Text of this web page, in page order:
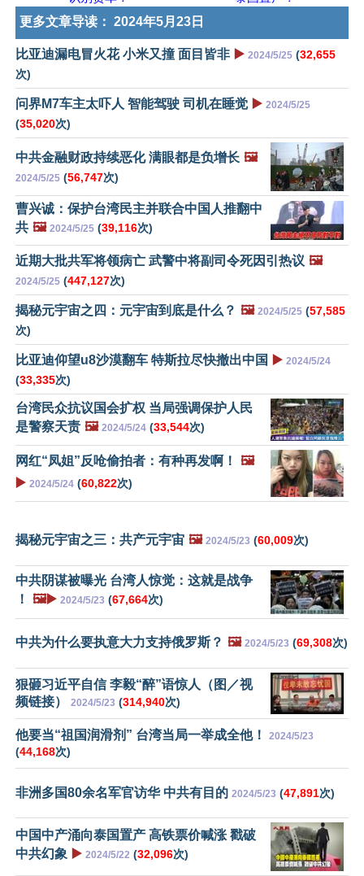
更多文章导读： 2024年5月23日
比亚迪漏电冒火花 小米又撞 面目皆非 ▶️ 2024/5/25 (32,655
次)
问界M7车主太吓人 智能驾驶 司机在睡觉 ▶️ 2024/5/25
(35,020次)
中共金融财政持续恶化 满眼都是负增长 🖼️
2024/5/25 (56,747次)
曹兴诚：保护台湾民主并联合中国人推翻中
共 🖼️ 2024/5/25 (39,116次)
近期大批共军将领病亡 武警中将副司令死因引热议 🖼️
2024/5/25 (447,127次)
揭秘元宇宙之四：元宇宙到底是什么？ 🖼️ 2024/5/25 (57,585
次)
比亚迪仰望u8沙漠翻车 特斯拉尽快撤出中国 ▶️ 2024/5/24
(33,335次)
台湾民众抗议国会扩权 当局强调保护人民
是警察天责 🖼️ 2024/5/24 (33,544次)
网红“凤姐”反呛偷拍者：有种再发啊！
🖼️
▶️ 2024/5/24 (60,822次)
揭秘元宇宙之三：共产元宇宙 🖼️ 2024/5/23 (60,009次)
中共阴谋被曝光 台湾人惊觉：这就是战争
！
🖼️▶️ 2024/5/23 (67,664次)
中共为什么要执意大力支持俄罗斯？ 🖼️ 2024/5/23 (69,308次)
狠砸习近平自信 李毅“醉”语惊人（图／视
频链接）
2024/5/23 (314,940次)
他要当“祖国润滑剂” 台湾当局一举成全他！ 2024/5/23
(44,168次)
非洲多国80余名军官访华 中共有目的 2024/5/23 (47,891次)
中国中产涌向泰国置产 高铁票价喊涨 戳破
中共幻象 ▶️ 2024/5/22 (32,096次)